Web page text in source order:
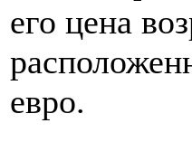
его цена
евро.